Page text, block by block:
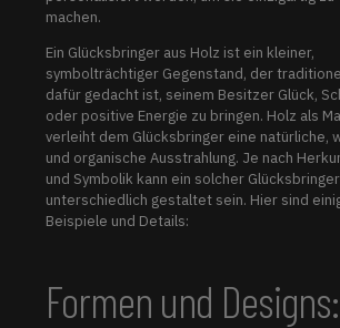
machen.
Ein Glücksbringer aus Holz ist ein kleiner,
symbolträchtiger Gegenstand, der
dafür gedacht ist, seinem Besitzer Glück,
oder positive Energie zu bringen. Holz als
verleiht dem Glücksbringer eine natürliche,
und organische Ausstrahlung. Je nach
und Symbolik kann ein solcher Glücksbringer
unterschiedlich gestaltet sein. Hier sind
Beispiele und Details:
Formen und Designs: